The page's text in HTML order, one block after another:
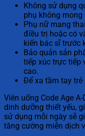
Không sử dụng
phụ không mong
Phụ nữ mang
điều trị hoặc có
kiến bác sĩ trước
Bảo quản sản
tiếp xúc trực tiếp
cao.
Để xa tầm tay trẻ
Viên uống Code Age
dinh dưỡng thiết yếu,
sử dụng mỗi ngày sẽ
tăng cường miễn dịch